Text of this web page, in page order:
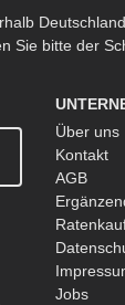
Sie bitte der
Über uns
Kontakt
AGB
Jobs